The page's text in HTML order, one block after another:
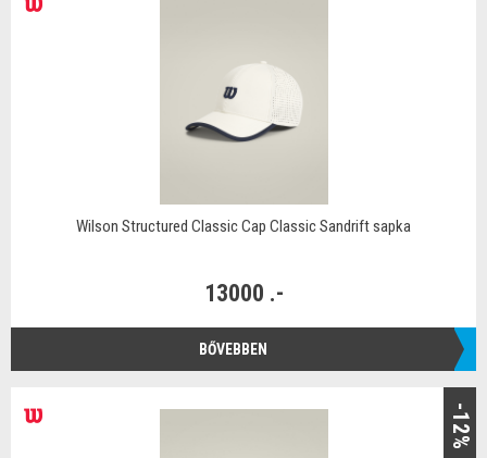
Wilson Structured Classic Cap Classic Sandrift sapka
13000 .-
BŐVEBBEN
-12%